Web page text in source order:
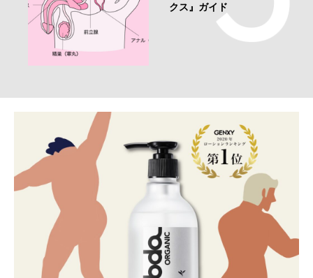
クス』ガイド